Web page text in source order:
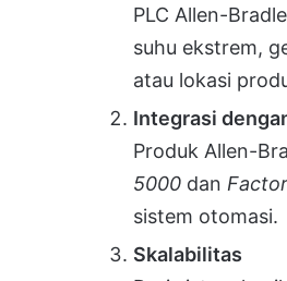
PLC Allen-
suhu ekstrem,
atau lokasi
Integrasi
Produk Allen-
5000 dan
sistem otomasi.
Skalabilitas